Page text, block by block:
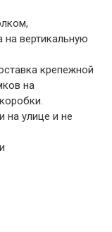
вертикальную
крепежной
на
на улице и не